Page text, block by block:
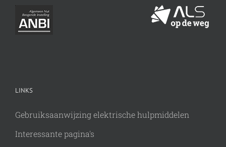
LINKS
Gebruiksaanwijzing elektrische hulpmiddelen
Interessante pagina's